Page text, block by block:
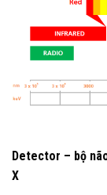
Detector – bộ
X